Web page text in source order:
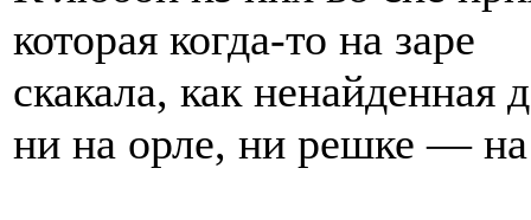
которая когда-то на заре
скакала, как ненайденная
ни на орле, ни решке — на